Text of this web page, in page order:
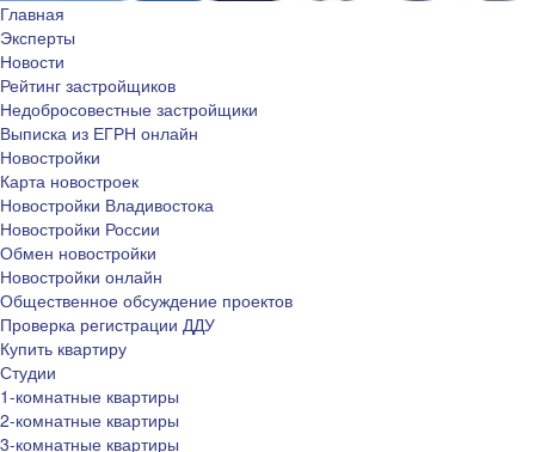
Главная
Эксперты
Новости
Рейтинг застройщиков
Недобросовестные застройщики
Выписка из ЕГРН онлайн
Новостройки
Карта новостроек
Новостройки Владивостока
Новостройки России
Обмен новостройки
Новостройки онлайн
Общественное обсуждение проектов
Проверка регистрации ДДУ
Купить квартиру
Студии
1-комнатные квартиры
2-комнатные квартиры
3-комнатные квартиры